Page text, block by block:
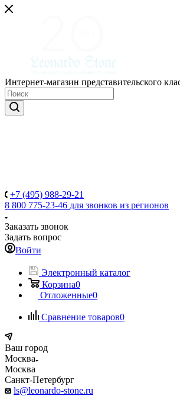
Интернет-магазин представительского
+7 (495) 988-29-21
8 800 775-23-46 для звонков из регионов
Заказать звонок
Задать вопрос
Войти
Электронный каталог
Корзина0
Отложенные0
Сравнение товаров0
Ваш город
Москва
Москва
Санкт-Петербург
ls@leonardo-stone.ru